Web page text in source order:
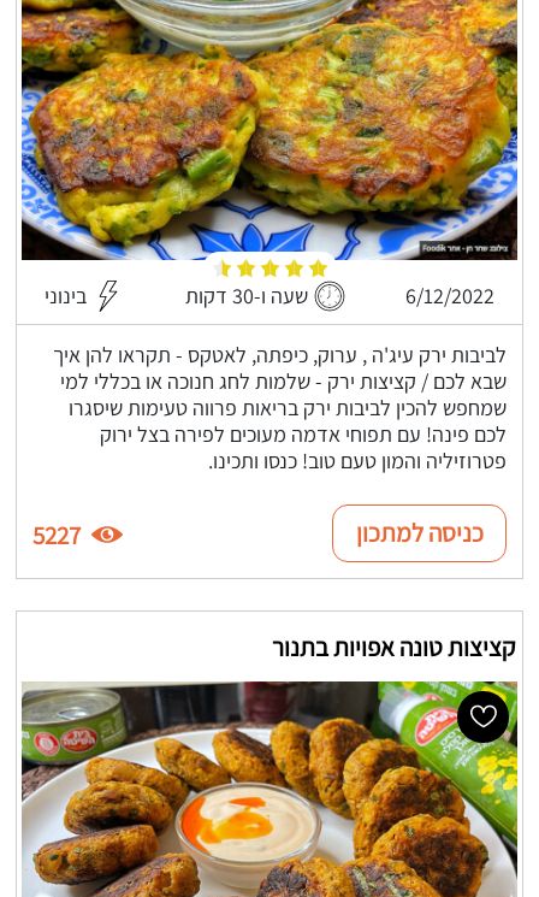
6/12/2022 שעה ו-30 דקות בינוני
לביבות ירק עיג'ה , ערוק, כיפתה, לאטקס - תקראו להן איך
שבא לכם / קציצות ירק - שלמות לחג חנוכה או בכללי למי
שמחפש להכין לביבות ירק בריאות פרווה טעימות שיסגרו
לכם פינה! עם תפוחי אדמה מעוכים לפירה בצל ירוק
פטרוזיליה והמון טעם טוב! כנסו ותכינו.
כניסה למתכון 5227
קציצות טונה אפויות בתנור